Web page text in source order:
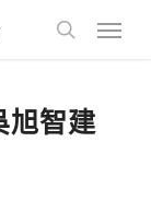
Menu
旭智建